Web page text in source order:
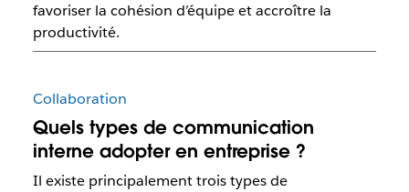
favoriser la cohésion d’équipe et accroître la
productivité.
Collaboration
Quels types de communication
interne adopter en entreprise ?
Il existe principalement trois types de